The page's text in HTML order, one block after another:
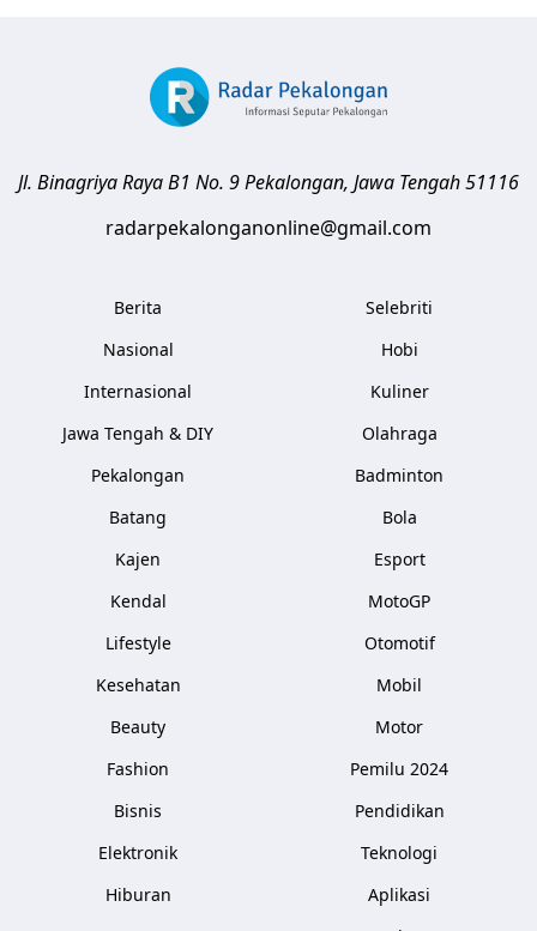
Jl. Binagriya Raya B1 No. 9Pekalongan, Jawa Tengah51116
radarpekalonganonline@gmail.com
Berita
Nasional
Internasional
Jawa Tengah & DIY
Pekalongan
Batang
Kajen
Kendal
Lifestyle
Kesehatan
Beauty
Fashion
Bisnis
Elektronik
Hiburan
Selebriti
Hobi
Kuliner
Olahraga
Badminton
Bola
Esport
MotoGP
Otomotif
Mobil
Motor
Pemilu 2024
Pendidikan
Teknologi
Aplikasi